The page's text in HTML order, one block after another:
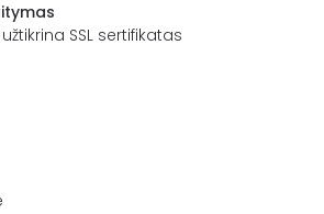
SSL sertifikatas